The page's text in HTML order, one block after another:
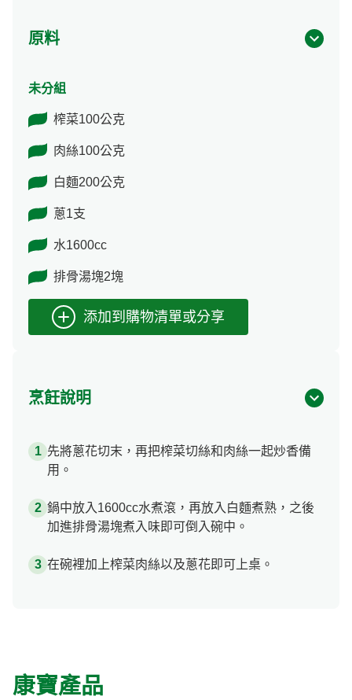
原料
未分組
榨菜100公克
肉絲100公克
白麵200公克
蔥1支
水1600cc
排骨湯塊2塊
烹飪說明
先將蔥花切末，再把榨菜切絲和肉絲一起炒香備
用。
鍋中放入1600cc水煮滾，再放入白麵煮熟，之後
加進排骨湯塊煮入味即可倒入碗中。
在碗裡加上榨菜肉絲以及蔥花即可上桌。
康寶產品